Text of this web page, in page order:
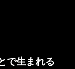
で生まれる